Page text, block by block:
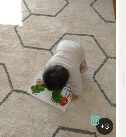
星3つ(0)
星2つ(0)
星1つ(0)
+3